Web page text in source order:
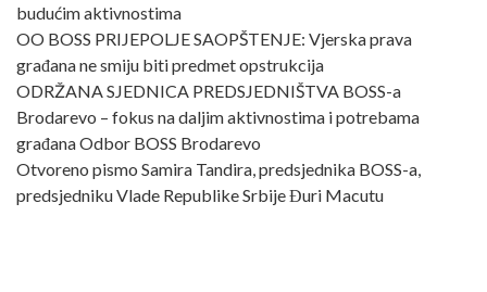
budućim aktivnostima
OO BOSS PRIJEPOLJE SAOPŠTENJE: Vjerska prava
građana ne smiju biti predmet opstrukcija
ODRŽANA SJEDNICA PREDSJEDNIŠTVA BOSS-a
Brodarevo – fokus na daljim aktivnostima i potrebama
građana Odbor BOSS Brodarevo
Otvoreno pismo Samira Tandira, predsjednika BOSS-a,
predsjedniku Vlade Republike Srbije Đuri Macutu